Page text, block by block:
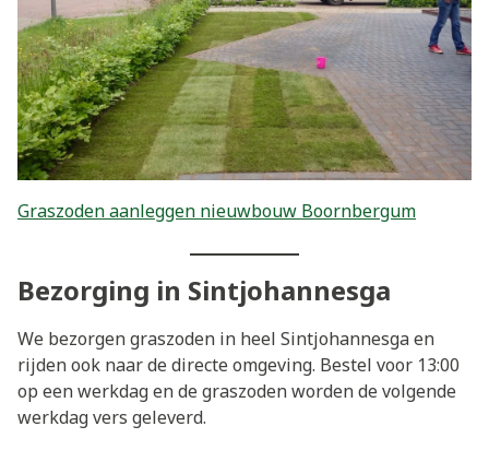
Graszoden aanleggen nieuwbouw Boornbergum
Bezorging in Sintjohannesga
We bezorgen graszoden in heel Sintjohannesga en
rijden ook naar de directe omgeving. Bestel voor 13:00
op een werkdag en de graszoden worden de volgende
werkdag vers geleverd.